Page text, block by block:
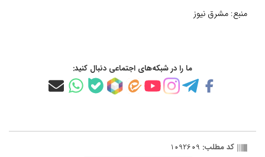
منبع: مشرق نیوز
ما را در شبکه‌های اجتماعی دنبال کنید:
کد مطلب: 1092609